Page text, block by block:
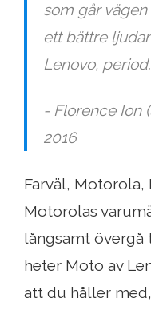
som går
ett bättre
Lenovo, period.
- Florence Ion
2016
Farväl, Motorola,
Motorolas
långsamt
heter Moto av
att du håller